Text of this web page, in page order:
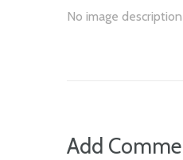
No image description
Add